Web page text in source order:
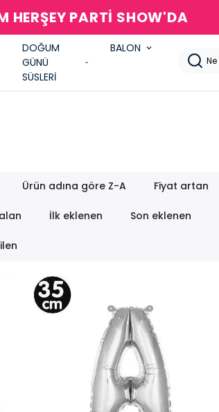
HERŞEY PARTİ SHOW'DA
DOĞUM
GÜNÜ
SÜSLERİ
BALON
Ürün adına göre Z-A Fiyat artan
İlk eklenen Son eklenen